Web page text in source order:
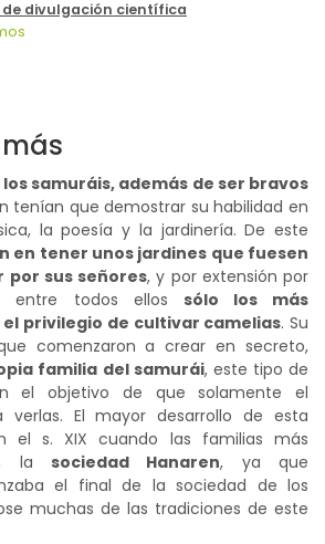
divulgación científica
los samuráis, además de ser bravos
tenían que demostrar su habilidad en
la poesía y la jardinería. De este
en tener unos jardines que fuesen
por sus señores, y por extensión por
entre todos ellos sólo los más
privilegio de cultivar camelias. Su
comenzaron a crear en secreto,
familia del samurái, este tipo de
el objetivo de que solamente el
verlas. El mayor desarrollo de esta
el s. XIX cuando las familias más
la sociedad Hanaren, ya que
el final de la sociedad de los
muchas de las tradiciones de este